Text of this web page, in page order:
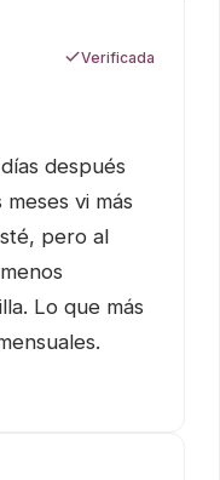
Verificada
después
vi más
pero al
Lo que más